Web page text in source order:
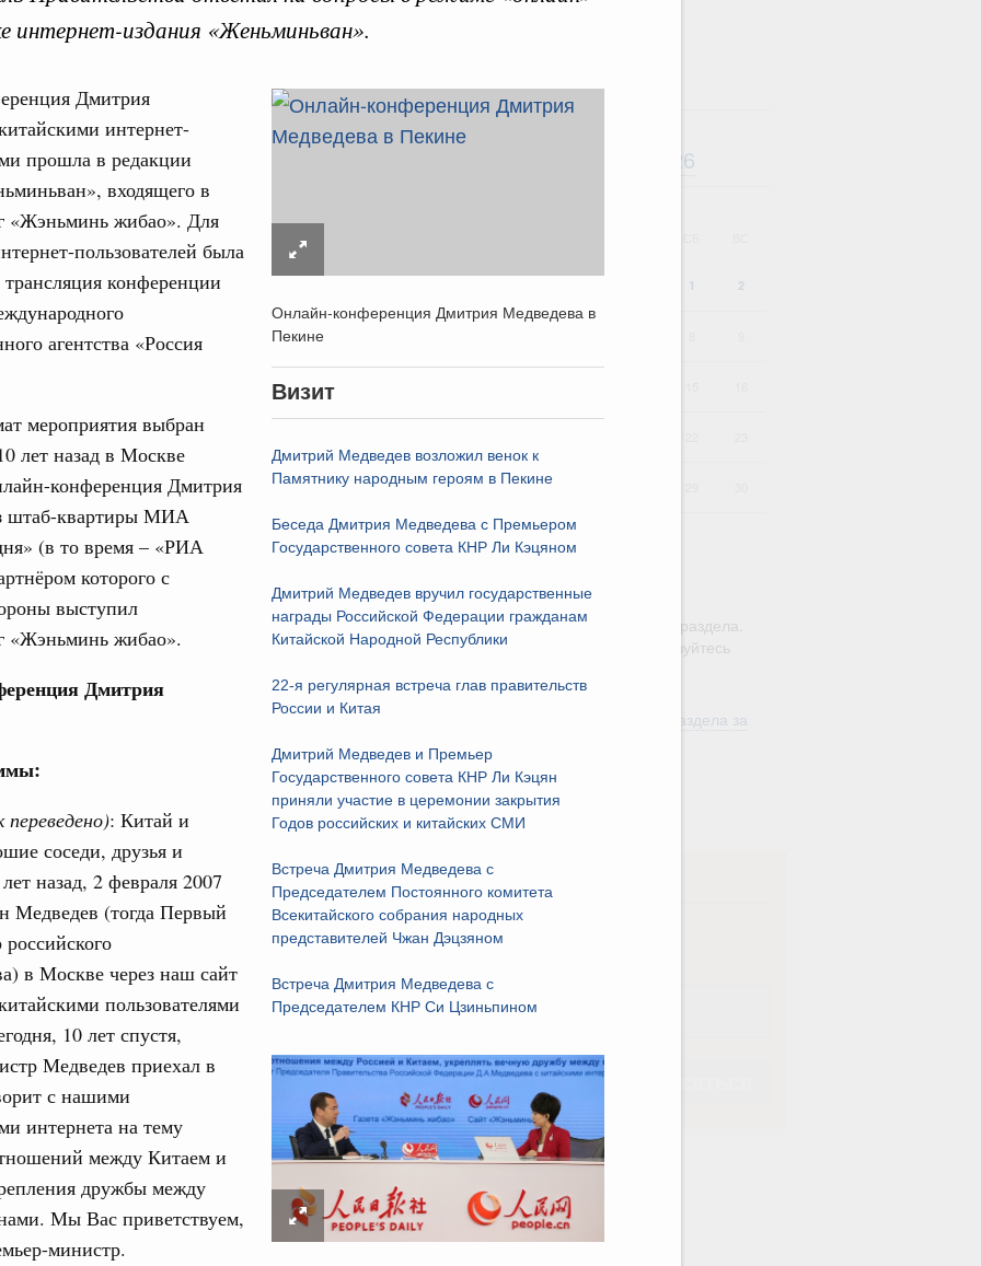
интернет-издания «Женьминьван».
Онлайн-конференция Дмитрия Медведева в
Пекине
Визит
Дмитрий Медведев возложил венок к
Памятнику народным героям в Пекине
Беседа Дмитрия Медведева с Премьером
Государственного совета КНР Ли Кэцяном
Дмитрий Медведев вручил государственные
награды Российской Федерации гражданам
Китайской Народной Республики
22-я регулярная встреча глав правительств
России и Китая
Дмитрий Медведев и Премьер
Государственного совета КНР Ли Кэцян
приняли участие в церемонии закрытия
Годов российских и китайских СМИ
Встреча Дмитрия Медведева с
Председателем Постоянного комитета
Всекитайского собрания народных
представителей Чжан Дэцзяном
Встреча Дмитрия Медведева с
Председателем КНР Си Цзиньпином
Дмитрия
интернет-
прошла в редакции
входящего в
«Жэньминь жибао». Для
пользователей была
трансляция конференции
агентства «Россия
мероприятия выбран
лет назад в Москве
конференция Дмитрия
штаб-квартиры МИА
(в то время – «РИА
которого с
выступил
«Жэньминь жибао».
Дмитрия
переведено): Китай и
соседи, друзья и
назад, 2 февраля 2007
Медведев (тогда Первый
в Москве через наш сайт
пользователями
10 лет спустя,
Медведев приехал в
с нашими
интернета на тему
между Китаем и
дружбы между
Мы Вас приветствуем,
министр.
комиссии по
объектов федерального значения
для жизни»
участков, ведущих к спортивным
«Инфраструктура для жизни»
и руководитель Росмолодёжи Григорий
проекта «Кольцо открытий»
на пространстве СНГ
совета в узком составе
странами (кроме СНГ) на двусторонней основе
с Министром промышленности,
Мохаммадом Атабаком
маршрутов научно-популярного туризма в
науки и технологий
со странами СНГ на двусторонней основе
VIII Российско-Киргизского
Киргизской межрегиональной
трассах открылись
сервиса
итогам стратегической сессии о
научно-технологическим развитием
Вчера
ЖКХ обновлено в России при участии
2026
1 2
24 25 26
31
С помощью этого календаря поиск
осуществляется в рамках текущего раздела.
Для поиска по всему сайту воспользуйтесь
Выбрать материалы текущего раздела за
Архив
Подписка
Ежедневная
Email
Подписаться